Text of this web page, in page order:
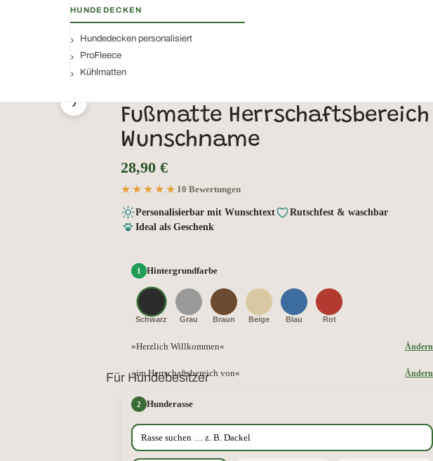
HUNDEDECKEN
Hundedecken personalisiert
ProFleece
Kühlmatten
Für Hundebesitzer
›
Fußmatte Herrschaftsbereich
Wunschname
28,90 €
★★★★★
★★★★★ 10 Bewertungen
Personalisierbar mit Wunschtext
Rutschfest & waschbar
Ideal als Geschenk
Hintergrundfarbe
Schwarz Grau Braun Beige Blau Rot
»Herzlich Willkommen« Ändern
»im Herrschaftsbereich von« Ändern
Hunderasse